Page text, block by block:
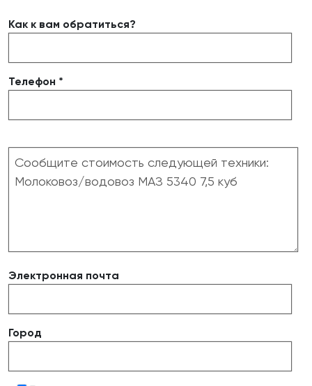
Как к вам обратиться?
Телефон *
Электронная почта
Город